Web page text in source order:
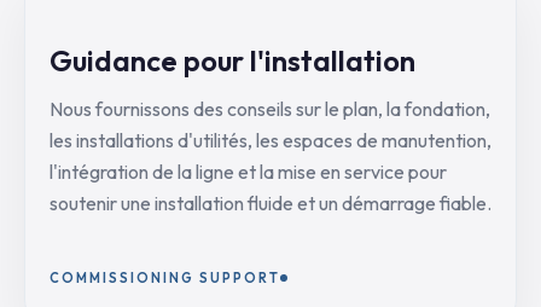
Guidance pour l'installation
Nous fournissons des conseils sur le plan, la fondation,
les installations d'utilités, les espaces de manutention,
l'intégration de la ligne et la mise en service pour
soutenir une installation fluide et un démarrage fiable.
COMMISSIONING SUPPORT